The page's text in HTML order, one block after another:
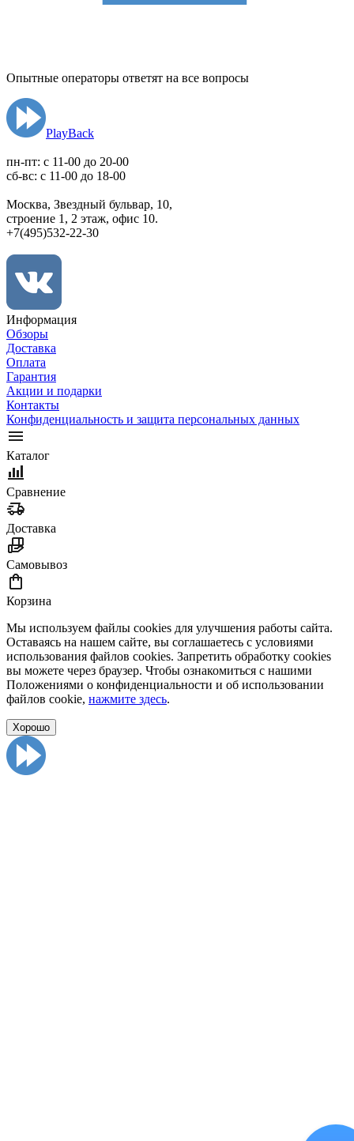
Опытные операторы ответят на все вопросы
PlayBack
пн-пт: c 11-00 до 20-00
сб-вс: с 11-00 до 18-00
Москва, Звездный бульвар, 10,
строение 1, 2 этаж, офис 10.
+7(495)532-22-30
Информация
Обзоры
Доставка
Оплата
Гарантия
Акции и подарки
Контакты
Конфиденциальность и защита персональных данных
Каталог
Сравнение
Доставка
Самовывоз
Корзина
Мы используем файлы cookies для улучшения работы сайта.
Оставаясь на нашем сайте, вы соглашаетесь с условиями
использования файлов cookies. Запретить обработку cookies
вы можете через браузер. Чтобы ознакомиться с нашими
Положениями о конфиденциальности и об использовании
файлов cookie, нажмите здесь.
Хорошо